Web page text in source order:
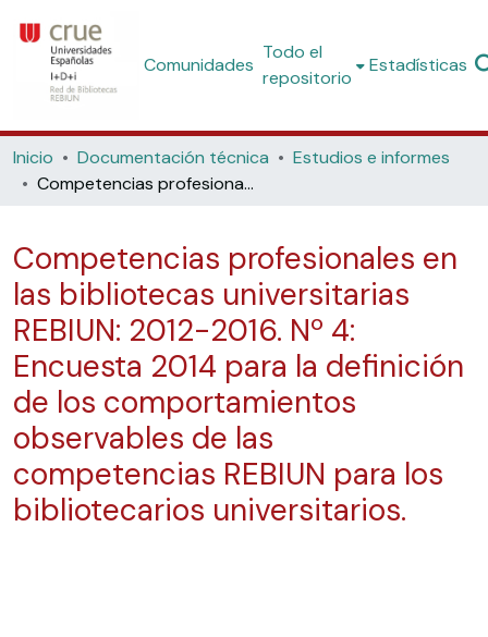
Comunidades
Todo el
repositorio
Estadísticas
Inicio Documentación técnica
Estudios e informes
Competencias profesionales en las bibliotecas universitarias REBIUN: 2012-2016. Nº 4: Encuesta 2014 para la definición de los comportamientos observables de las competencias REBIUN para los bibliotecarios universitarios.
Competencias profesionales en
las bibliotecas universitarias
REBIUN: 2012-2016. Nº 4:
Encuesta 2014 para la definición
de los comportamientos
observables de las
competencias REBIUN para los
bibliotecarios universitarios.